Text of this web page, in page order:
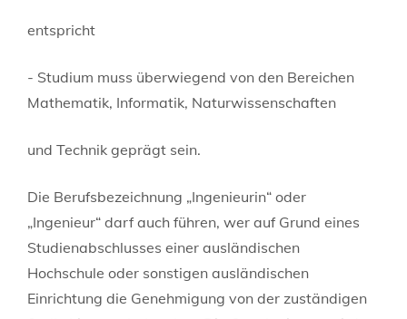
entspricht
- Studium muss überwiegend von den Bereichen
Mathematik, Informatik, Naturwissenschaften
und Technik geprägt sein.
Die Berufsbezeichnung „Ingenieurin“ oder
„Ingenieur“ darf auch führen, wer auf Grund eines
Studienabschlusses einer ausländischen
Hochschule oder sonstigen ausländischen
Einrichtung die Genehmigung von der zuständigen